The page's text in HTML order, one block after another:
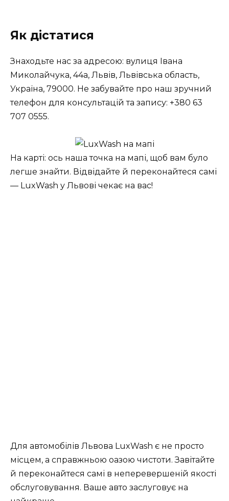
Як дістатися
Знаходьте нас за адресою: вулиця Івана
Миколайчука, 44а, Львів, Львівська область,
Україна, 79000. Не забувайте про наш зручний
телефон для консультацій та запису: +380 63
707 0555.
На карті: ось наша точка на мапі, щоб вам було
легше знайти. Відвідайте й переконайтеся самі
— LuxWash у Львові чекає на вас!
Для автомобілів Львова LuxWash є не просто
місцем, а справжньою оазою чистоти. Завітайте
й переконайтеся самі в неперевершеній якості
обслуговування. Ваше авто заслуговує на